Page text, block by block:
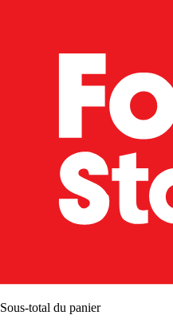
Sous-total du panier